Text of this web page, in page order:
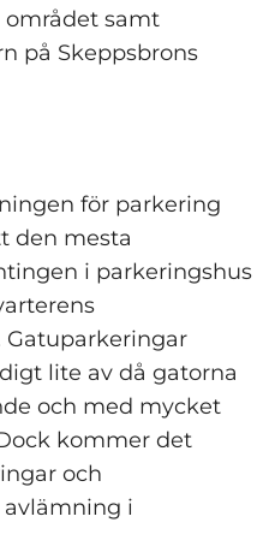
området samt
på Skeppsbrons
för parkering
den mesta
i parkeringshus
Gatuparkeringar
lite av då gatorna
och med mycket
kommer det
och
i